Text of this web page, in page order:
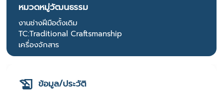
หมวดหมู่วัฒนธรรม
งานช่างฝีมือดั้งเดิม
TC:Traditional Craftsmanship
เครื่องจักสาร
ข้อมูล/ประวัติ